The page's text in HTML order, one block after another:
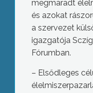
megmaradt
és azokat
a szervezet
igazgatója
Fórumban.
– Elsődleges